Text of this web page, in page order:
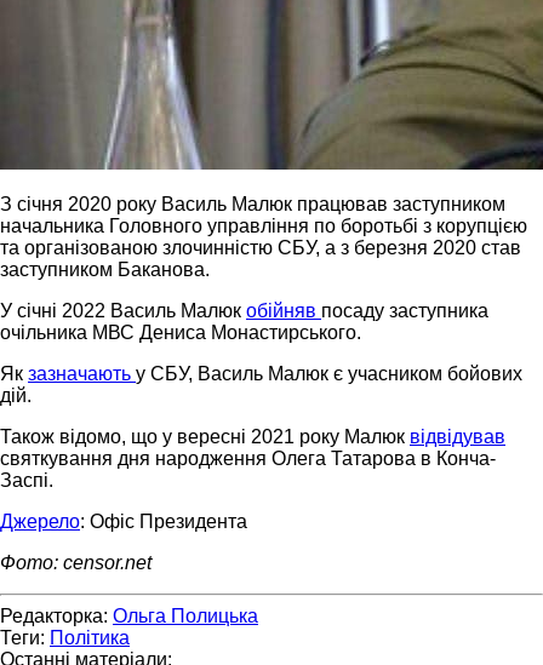
З січня 2020 року Василь Малюк працював заступником
начальника Головного управління по боротьбі з корупцією
та організованою злочинністю СБУ, а з березня 2020 став
заступником Баканова.
У січні 2022 Василь Малюк обійняв посаду заступника
очільника МВС Дениса Монастирського.
Як зазначають у СБУ, Василь Малюк є учасником бойових
дій.
Також відомо, що у вересні 2021 року Малюк відвідував
святкування дня народження Олега Татарова в Конча-
Заспі.
Джерело: Офіс Президента
Фото: censor.net
Редакторка: Ольга Полицька
Теги: Політика
Останні матеріали: